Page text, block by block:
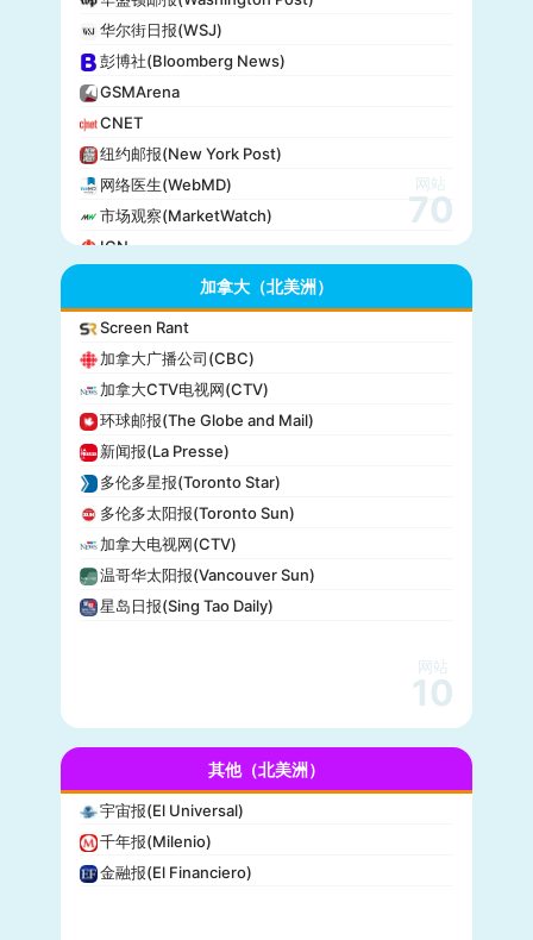
华尔街日报(WSJ)
彭博社(Bloomberg News)
GSMArena
CNET
纽约邮报(New York Post)
网络医生(WebMD)
市场观察(MarketWatch)
IGN
今日美国(USA Today)
BuzzFeed
全国公共广播电台(NPR)
美国广播公司(ABC)
美国新闻与世界报道(U.S. News)
CBS Sports
全国广播公司(NBC)
The Verge
PCMag
休斯顿纪事报(Houston Chronicle)
赫芬顿邮报(Huffpost)
布赖特巴特新闻网(Breitbart News)
美联社(AP)
洛杉矶时报(Los Angeles Times)
Insider
网站
70
加拿大（北美洲）
Screen Rant
加拿大广播公司(CBC)
加拿大CTV电视网(CTV)
环球邮报(The Globe and Mail)
新闻报(La Presse)
多伦多星报(Toronto Star)
多伦多太阳报(Toronto Sun)
加拿大电视网(CTV)
温哥华太阳报(Vancouver Sun)
星岛日报(Sing Tao Daily)
网站
10
其他（北美洲）
宇宙报(El Universal)
千年报(Milenio)
金融报(El Financiero)